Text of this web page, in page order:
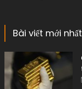
Bài viết mới nhất